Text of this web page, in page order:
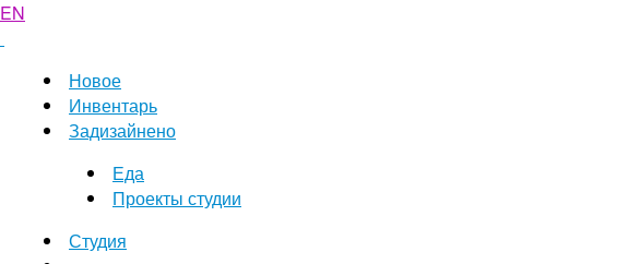
EN
Новое
Инвентарь
Задизайнено
Еда
Проекты студии
Студия